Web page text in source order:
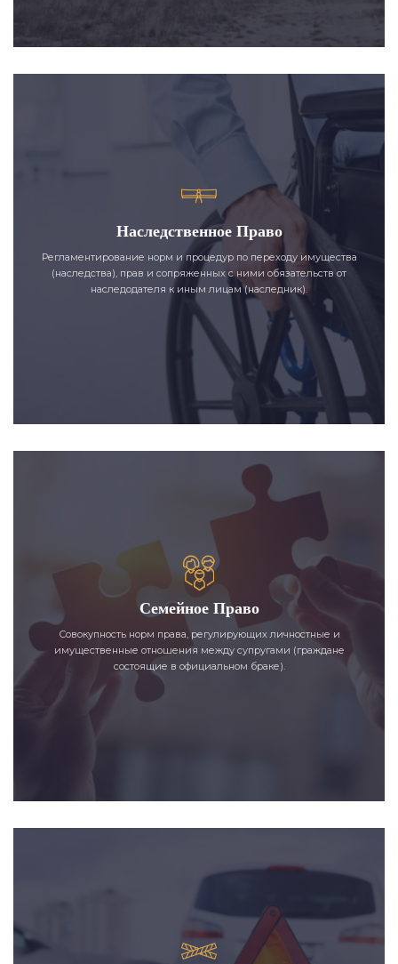
Наследственное Право
Регламентирование норм и процедур по переходу имущества
(наследства), прав и сопряженных с ними обязательств от
наследодателя к иным лицам (наследник).
Семейное Право
Совокупность норм права, регулирующих личностные и
имущественные отношения между супругами (граждане
состоящие в официальном браке).